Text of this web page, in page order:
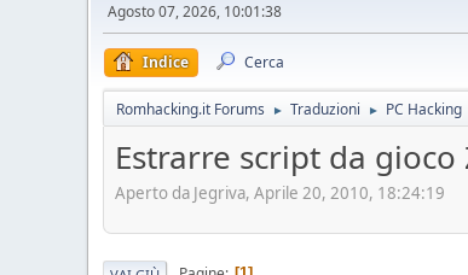
Agosto 07, 2026, 10:01:38
Indice Cerca
Romhacking.it Forums ► Traduzioni ► PC Hacking
Estrarre script da gioco
Aperto da Jegriva, Aprile 20, 2010, 18:24:19